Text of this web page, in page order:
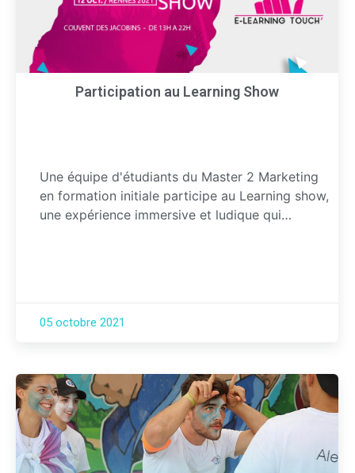
Participation au Learning Show
Une équipe d'étudiants du Master 2 Marketing
en formation initiale participe au Learning show,
une expérience immersive et ludique qui…
05 octobre 2021